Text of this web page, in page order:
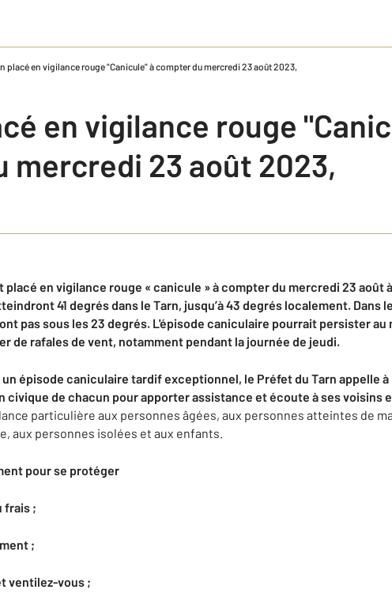
placé en vigilance rouge "Canicule" à compter du mercredi 23 août 2023,
en vigilance rouge
mercredi 23 août 2023,
placé en vigilance rouge « canicule »à compter du mercredi 23 août
41 degrésdans le Tarn, jusqu’à 43 degrés localement. Dans l
pas sous les23 degrés. L'épisode caniculaire pourrait persister au
de rafales de vent, notamment pendant la journée de jeudi.
un épisode caniculaire tardif exceptionnel, le Préfet du Tarn appelle
civique de chacun pour apporter assistance et écoute à ses voisins
particulière aux personnes âgées, aux personnes atteintes de
aux personnes isolées et aux enfants.
pour se protéger
frais ;
;
ventilez-vous ;